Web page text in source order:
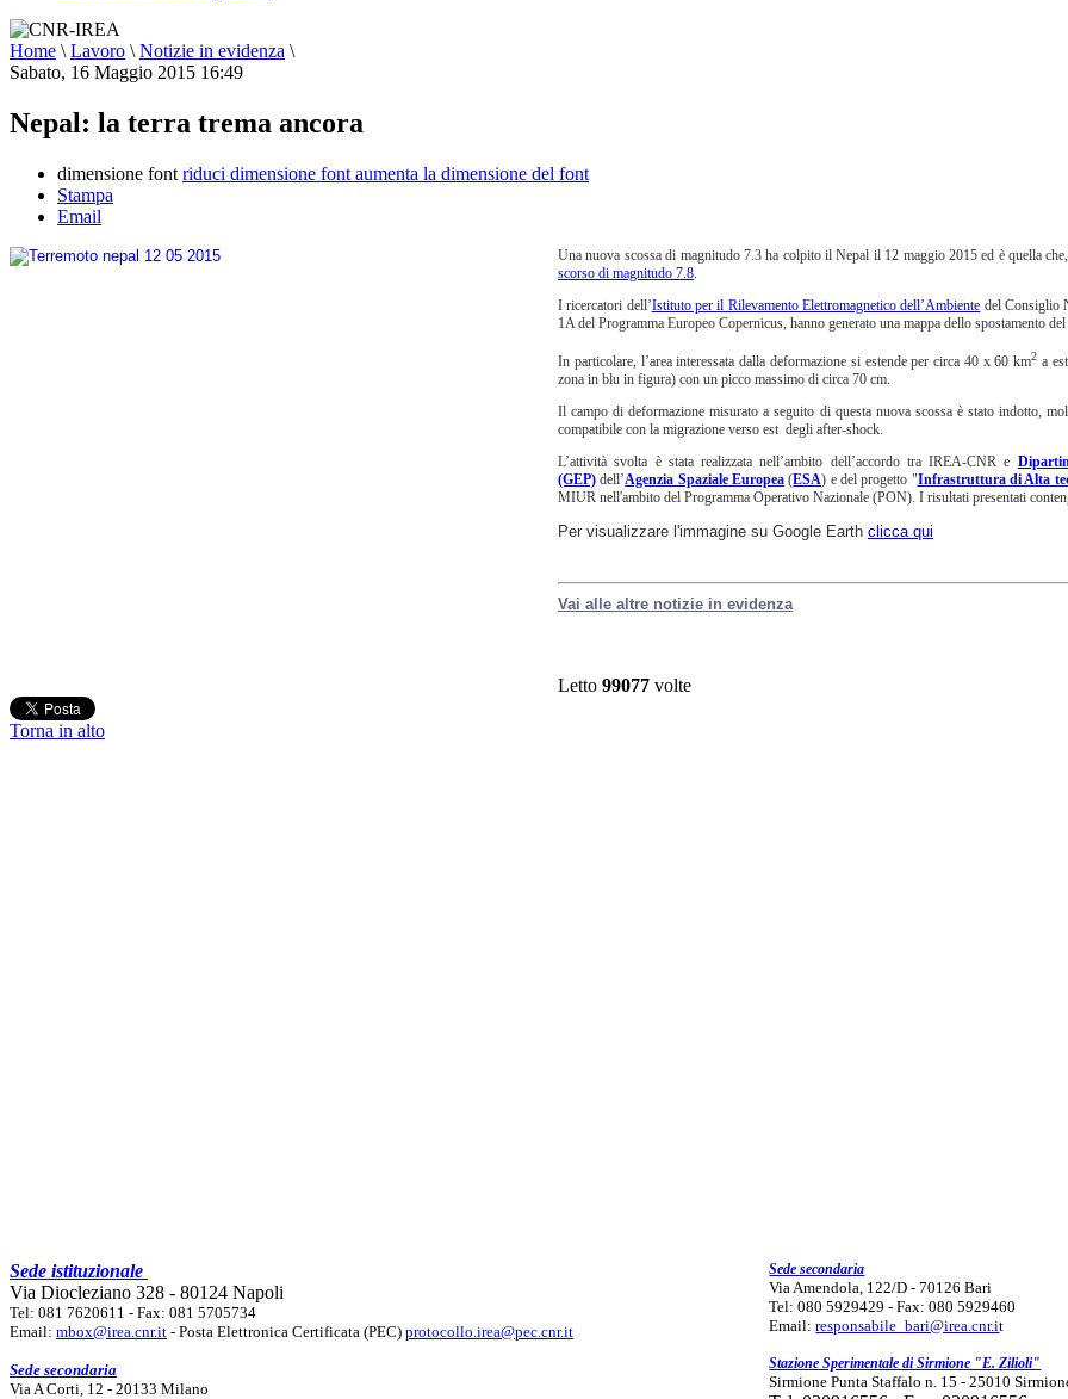
Home \ Lavoro \ Notizie in evidenza \
Sabato, 16 Maggio 2015 16:49
Nepal: la terra trema ancora
dimensione font riduci dimensione font aumenta la dimensione del font
Stampa
Email
Una nuova scossa di magnitudo 7.3 ha colpito il Nepal il 12 maggio 2015 ed è quella
scorso di magnitudo 7.8.
I ricercatori dell’Istituto per il Rilevamento Elettromagnetico dell’Ambiente del Consiglio
1A del Programma Europeo Copernicus, hanno generato una mappa dello spostamento
In particolare, l’area interessata dalla deformazione si estende per circa 40 x 60 km2 a
zona in blu in figura) con un picco massimo di circa 70 cm.
Il campo di deformazione misurato a seguito di questa nuova scossa è stato indotto,
compatibile con la migrazione verso est degli after-shock.
L’attività svolta è stata realizzata nell’ambito dell’accordo tra IREA-CNR e
(GEP) dell’Agenzia Spaziale Europea(ESA) e del progetto "Infrastruttura di Alta
MIUR nell'ambito del Programma Operativo Nazionale (PON). I risultati presentati
Per visualizzare l'immagine su Google Earth clicca qui
Vai alle altre notizie in evidenza
Letto 99077 volte
Torna in alto
Sede istituzionale
Via Diocleziano 328 - 80124 Napoli
Tel: 081 7620611 - Fax: 081 5705734
Email: mbox@irea.cnr.it - Posta Elettronica Certificata (PEC) protocollo.irea@pec.cnr.it
Sede secondaria
Via A Corti, 12 - 20133 Milano
Sede secondaria
Via Amendola, 122/D - 70126 Bari
Tel: 080 5929429 - Fax: 080 5929460
Email:responsabile_bari@irea.cnr.it
Stazione Sperimentale di Sirmione "E. Zilioli"
Sirmione Punta Staffalo n. 15 - 25010